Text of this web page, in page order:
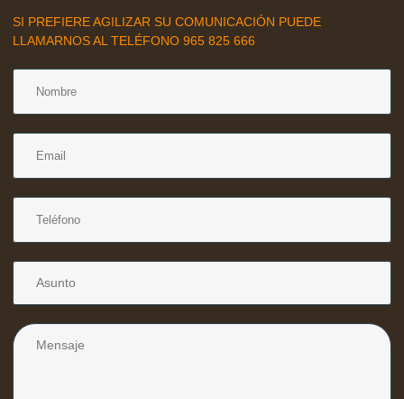
SI PREFIERE AGILIZAR SU COMUNICACIÓN PUEDE
LLAMARNOS AL TELÉFONO 965 825 666